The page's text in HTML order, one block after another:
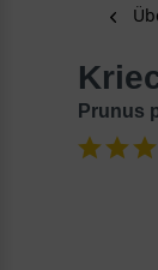
Prunus